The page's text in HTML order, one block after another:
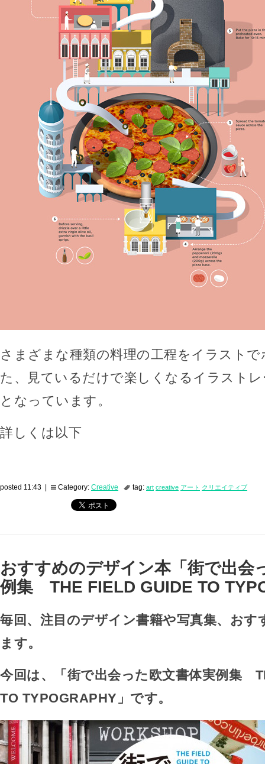
さまざまな種類の料理の工程をイラスト
た、見ているだけで楽しくなるイラスト
となっています。
詳しくは以下
posted 11:43 | Category: Creative tag: art creative アート クリエイティブ
おすすめのデザイン本「街で出会
例集 THE FIELD GUIDE TO
毎回、注目のデザイン書籍や写真集、おす
ます。
今回は、「街で出会った欧文書体実例集
TO TYPOGRAPHY」です。